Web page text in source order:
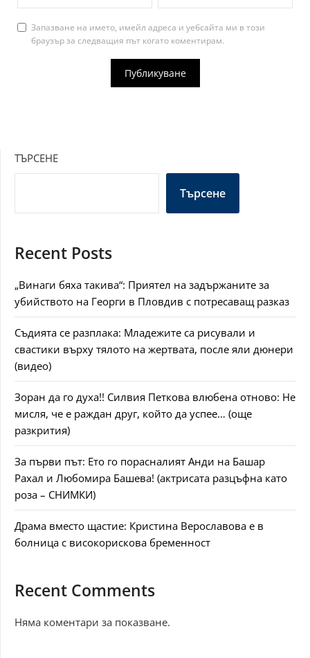
Запазване на името, имейл адреса и уебсайта ми в този
браузър за следващия път когато коментирам.
ТЪРСЕНЕ
Търсене
Recent Posts
„Винаги бяха такива“: Приятел на задържаните за
убийството на Георги в Пловдив с потресаващ разказ
Съдията се разплака: Младежите са рисували и
свастики върху тялото на жертвата, после яли дюнери
(видео)
Зоран да го духа!! Силвия Петкова влюбена отново: Не
мисля, че е раждан друг, който да успее… (още
разкрития)
За първи път: Ето го порасналият Анди на Башар
Рахал и Любомира Башева! (актрисата разцъфна като
роза – СНИМКИ)
Драма вместо щастие: Кристина Верославова е в
болница с високорискова бременност
Recent Comments
Няма коментари за показване.